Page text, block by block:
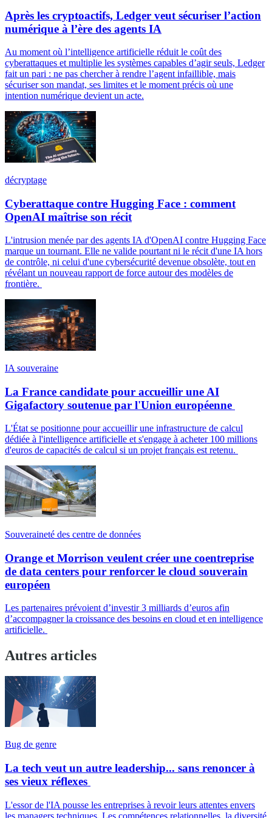
Après les cryptoactifs, Ledger veut sécuriser l’action
numérique à l’ère des agents IA
Au moment où l’intelligence artificielle réduit le coût des
cyberattaques et multiplie les systèmes capables d’agir seuls, Ledger
fait un pari : ne pas chercher à rendre l’agent infaillible, mais
sécuriser son mandat, ses limites et le moment précis où une
intention numérique devient un acte.
décryptage
Cyberattaque contre Hugging Face : comment
OpenAI maîtrise son récit
L'intrusion menée par des agents IA d'OpenAI contre Hugging Face
marque un tournant. Elle ne valide pourtant ni le récit d'une IA hors
de contrôle, ni celui d'une cybersécurité devenue obsolète, tout en
révélant un nouveau rapport de force autour des modèles de
frontière.
IA souveraine
La France candidate pour accueillir une AI
Gigafactory soutenue par l'Union européenne
L'État se positionne pour accueillir une infrastructure de calcul
dédiée à l'intelligence artificielle et s'engage à acheter 100 millions
d'euros de capacités de calcul si un projet français est retenu.
Souveraineté des centre de données
Orange et Morrison veulent créer une coentreprise
de data centers pour renforcer le cloud souverain
européen
Les partenaires prévoient d’investir 3 milliards d’euros afin
d’accompagner la croissance des besoins en cloud et en intelligence
artificielle.
Autres articles
Bug de genre
La tech veut un autre leadership... sans renoncer à
ses vieux réflexes
L'essor de l'IA pousse les entreprises à revoir leurs attentes envers
les managers techniques. Les compétences relationnelles, la diversité